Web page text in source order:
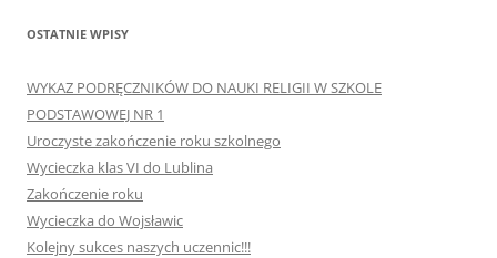
OSTATNIE WPISY
WYKAZ PODRĘCZNIKÓW DO NAUKI RELIGII W SZKOLE
PODSTAWOWEJ NR 1
Uroczyste zakończenie roku szkolnego
Wycieczka klas VI do Lublina
Zakończenie roku
Wycieczka do Wojsławic
Kolejny sukces naszych uczennic!!!